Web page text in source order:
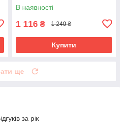
В наявності
1 116 ₴ 1 240 ₴
Купити
ще
за рік